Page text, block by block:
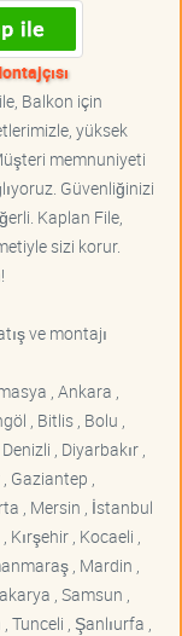
Balkon için
yüksek
memnuniyeti
Güvenliğinizi
Kaplan File,
sizi korur.
ve montajı
, Ankara ,
, Bitlis , Bolu ,
, Diyarbakır ,
Gaziantep ,
, Mersin , İstanbul
, Kocaeli ,
, Mardin ,
, Samsun ,
, Şanlıurfa ,